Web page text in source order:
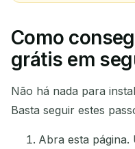
Como
grátis em
Não há nada para
Basta seguir estes
Abra esta